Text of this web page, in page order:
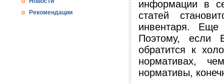
Рекомендации
информации в
статей
инвентаря. Еще
Поэтому, если
обратится к
нормативах,
нормативы,